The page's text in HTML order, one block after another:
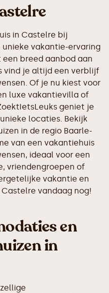
in Castelre bij
vakantie-ervaring
breed aanbod aan
vind je altijd een verblijf
Of je nu kiest voor
luxe vakantievilla of
geniet je
locaties. Bekijk
in de regio Baarle-
van een vakantiehuis
ideaal voor een
vriendengroepen of
vakantie en
vandaag nog!
en
in